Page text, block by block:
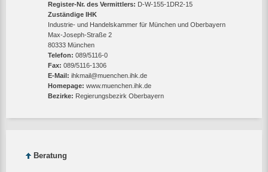
Register-Nr. des Vermittlers: D-W-155-1DR2-15
Zuständige IHK
Industrie- und Handelskammer für München und Oberbayern
Max-Joseph-Straße 2
‎80333 München
Telefon: 089/5116-0
Fax: 089/5116-1306
E-Mail: ihkmail@muenchen.ihk.de
Homepage: www.muenchen.ihk.de
Bezirke: Regierungsbezirk Oberbayern
Beratung